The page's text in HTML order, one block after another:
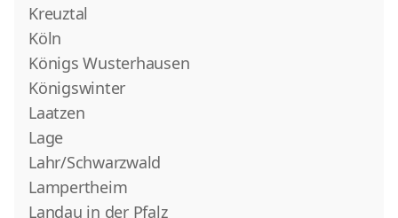
Kreuztal
Köln
Königs Wusterhausen
Königswinter
Laatzen
Lage
Lahr/Schwarzwald
Lampertheim
Landau in der Pfalz